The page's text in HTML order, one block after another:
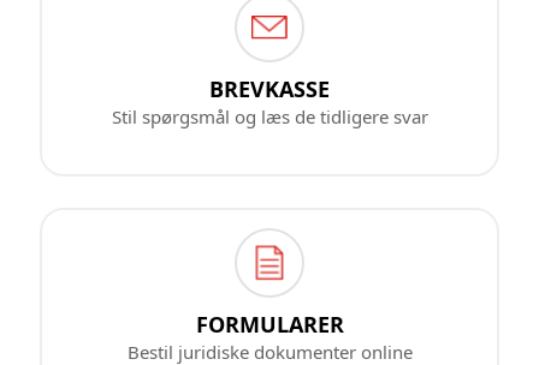
BREVKASSE
Stil spørgsmål og læs de tidligere svar
FORMULARER
Bestil juridiske dokumenter online